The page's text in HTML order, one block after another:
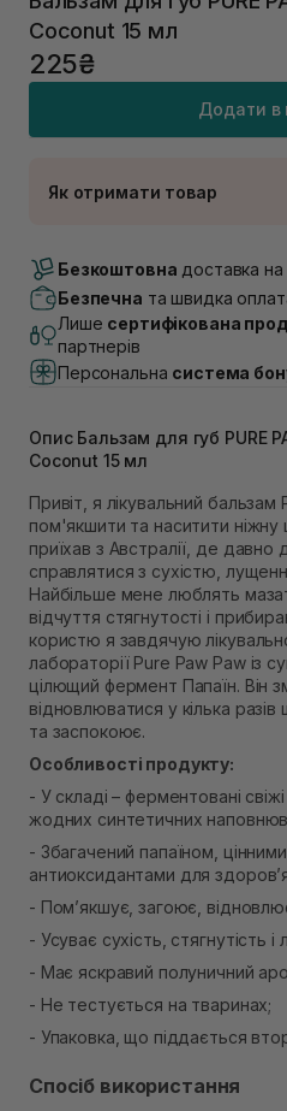
Coconut 15 мл
225₴
Додати в
Як отримати товар
В наявності
Самовивіз м. Луцьк, вул.
В наявності
Самовивіз м. Львів, вул.
(Duck’s Lake)
В наявності
В наявності
Самовивіз м. Львів, вул.
Самовивіз м. Рівне, вул.
В наявності
Самовивіз м. Рівне, вул.
Екватор)
В наявності
Безкоштовна доставка
Безпечна та швидка
Лише сертифікована
партнерів
Персональна система
Опис Бальзам для губ PURE
Coconut 15 мл
Привіт, я лікувальний
пом'якшити та наситити ніжну
приїхав з Австралії, де
справлятися з сухістю,
Найбільше мене люблять
відчуття стягнутості і
користю я завдячую
лабораторії Pure Paw Paw із
цілющий фермент Папаїн. Він
відновлюватися у кілька
та заспокоює.
Особливості продукту:
- У складі – ферментовані
жодних синтетичних
- Збагачений папаїном,
антиоксидантами для
- Пом’якшує, загоює,
- Усуває сухість, стягнутість
- Має яскравий полуничний
- Не тестується на тваринах;
- Упаковка, що піддається
Спосіб використання